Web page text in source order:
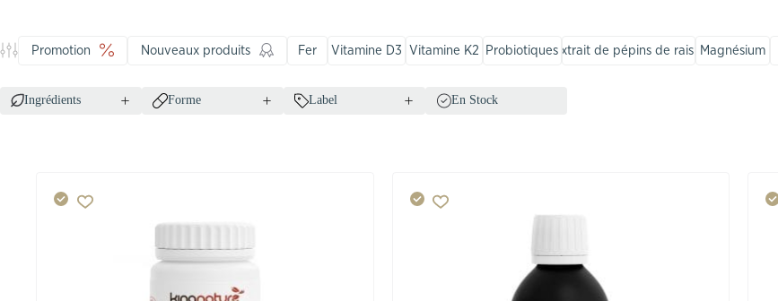
Promotion Nouveaux produits Fer Vitamine D3 Vitamine K2 ProbiotiquesExtrait de pépins de raisinMagnésium
Ingrédients Forme Label En Stock